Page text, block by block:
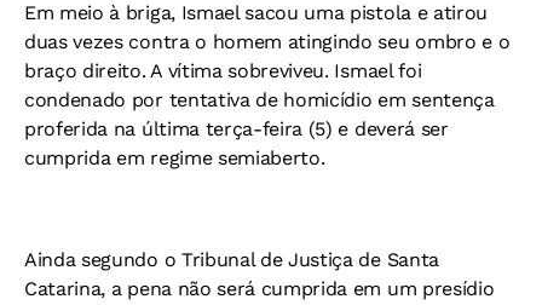
Em meio à briga, Ismael sacou uma pistola e atirou
duas vezes contra o homem atingindo seu ombro e o
braço direito. A vítima sobreviveu. Ismael foi
condenado por tentativa de homicídio em sentença
proferida na última terça-feira (5) e deverá ser
cumprida em regime semiaberto.
Ainda segundo o Tribunal de Justiça de Santa
Catarina, a pena não será cumprida em um presídio